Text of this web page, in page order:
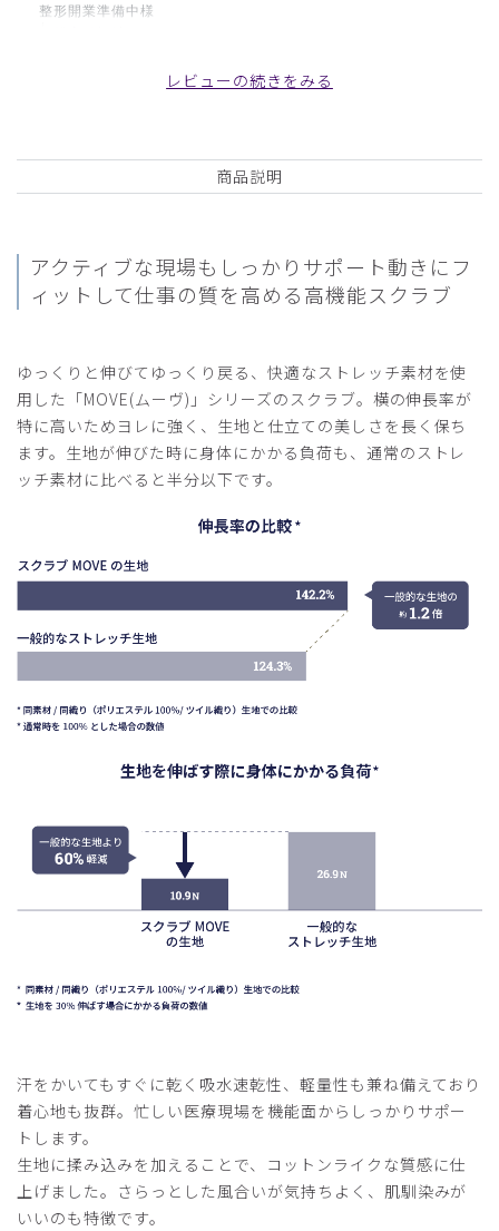
整形開業準備中様
商品：A31メンズ:スクラブトップス・MOVE/ダークブ
ご購入者様
購入確認済み
年齢: 40代 身長:166-170cm 体重:71-75kg
今回、初めてクラシコの商品を購入しましたが、着心地は最
高です。ただ、胸ポケットによくスマホを入れるのですが、
みたいなのが、つく事が多くそこが気になります。
商品：A31メンズ:スクラブトップス・MOVE/ディープ
ネイビー/M
役に立った 0
年齢:30代 身長:
めちゃくちゃいい
A31メンズ:スクラブトップス・MOVE/ディープ
役に立った 0
Shun様
購入確認済み
年齢: 40代 身長: 161-165cm 体重:56-60kg
軽くて通気性抜群、動作を妨げない優秀スクラブ
レビューの続きをみる
商品説明
アクティブな現場もしっかりサポート 動きにフ
ィットして仕事の質を高める高機能スクラブ
ゆっくりと伸びてゆっくり戻る、快適なストレッチ素材を使
用した「MOVE(ムーヴ)」シリーズのスクラブ。横の伸長率が
特に高いためヨレに強く、生地と仕立ての美しさを長く保ち
ます。生地が伸びた時に身体にかかる負荷も、通常のストレ
ッチ素材に比べると半分以下です。
汗をかいてもすぐに乾く吸水速乾性、軽量性も兼ね備えており
着心地も抜群。忙しい医療現場を機能面からしっかりサポー
トします。
生地に揉み込みを加えることで、コットンライクな質感に仕
上げました。さらっとした風合いが気持ちよく、肌馴染みが
いいのも特徴です。